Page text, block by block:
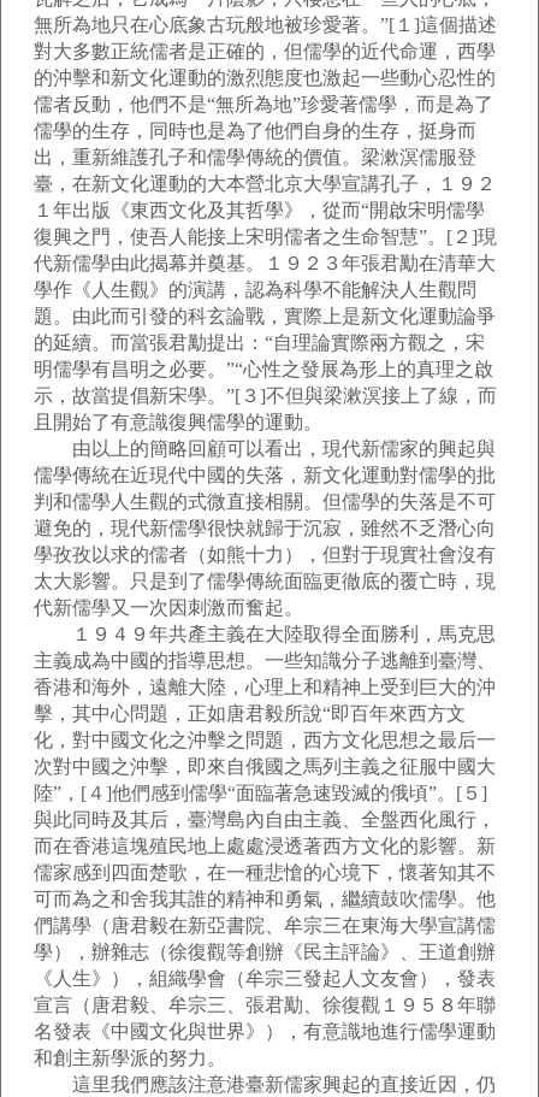
無所為地只在心底象古玩般地被珍愛著。”[１]這個描述
對大多數正統儒者是正確的，但儒學的近代命運，西學
的沖擊和新文化運動的激烈態度也激起一些動心忍性的
儒者反動，他們不是“無所為地”珍愛著儒學，而是為了
儒學的生存，同時也是為了他們自身的生存，挺身而
出，重新維護孔子和儒學傳統的價值。梁漱溟儒服登
臺，在新文化運動的大本營北京大學宣講孔子，１９２
１年出版《東西文化及其哲學》，從而“開啟宋明儒學
復興之門，使吾人能接上宋明儒者之生命智慧”。[２]現
代新儒學由此揭幕并奠基。１９２３年張君勱在清華大
學作《人生觀》的演講，認為科學不能解決人生觀問
題。由此而引發的科玄論戰，實際上是新文化運動論爭
的延續。而當張君勱提出：“自理論實際兩方觀之，宋
明儒學有昌明之必要。”“心性之發展為形上的真理之啟
示，故當提倡新宋學。”[３]不但與梁漱溟接上了線，而
且開始了有意識復興儒學的運動。
由以上的簡略回顧可以看出，現代新儒家的興起與
儒學傳統在近現代中國的失落，新文化運動對儒學的批
判和儒學人生觀的式微直接相關。但儒學的失落是不可
避免的，現代新儒學很快就歸于沉寂，雖然不乏潛心向
學孜孜以求的儒者（如熊十力），但對于現實社會沒有
太大影響。只是到了儒學傳統面臨更徹底的覆亡時，現
代新儒學又一次因刺激而奮起。
１９４９年共產主義在大陸取得全面勝利，馬克思
主義成為中國的指導思想。一些知識分子逃離到臺灣、
香港和海外，遠離大陸，心理上和精神上受到巨大的沖
擊，其中心問題，正如唐君毅所說“即百年來西方文
化，對中國文化之沖擊之問題，西方文化思想之最后一
次對中國之沖擊，即來自俄國之馬列主義之征服中國大
陸”，[４]他們感到儒學“面臨著急速毀滅的俄頃”。[５]
與此同時及其后，臺灣島內自由主義、全盤西化風行，
而在香港這塊殖民地上處處浸透著西方文化的影響。新
儒家感到四面楚歌，在一種悲愴的心境下，懷著知其不
可而為之和舍我其誰的精神和勇氣，繼續鼓吹儒學。他
們講學（唐君毅在新亞書院、牟宗三在東海大學宣講儒
學），辦雜志（徐復觀等創辦《民主評論》、王道創辦
《人生》），組織學會（牟宗三發起人文友會），發表
宣言（唐君毅、牟宗三、張君勱、徐復觀１９５８年聯
名發表《中國文化與世界》），有意識地進行儒學運動
和創主新學派的努力。
這里我們應該注意港臺新儒家興起的直接近因，仍